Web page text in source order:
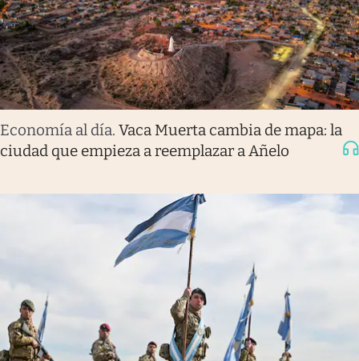
Economía al día. Vaca Muerta cambia de mapa: la
ciudad que empieza a reemplazar a Añelo